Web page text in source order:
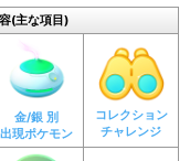
ント（2月27日
色違いのミュウツ
(主な項目)
金/銀 別
出現ポケモン
コレクション
チャレンジ